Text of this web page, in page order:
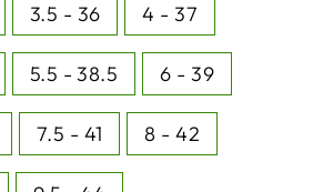
3.5 - 36 4 - 37
5.5 - 38.5 6 - 39
7.5 - 41 8 - 42